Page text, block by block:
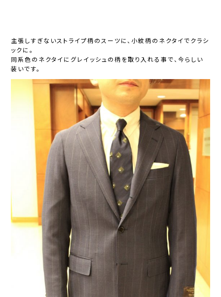
主張しすぎないストライプ柄のスーツに、小紋柄のネクタイでクラシ
ックに。
同系色のネクタイにグレイッシュの柄を取り入れる事で、今らしい
装いです。